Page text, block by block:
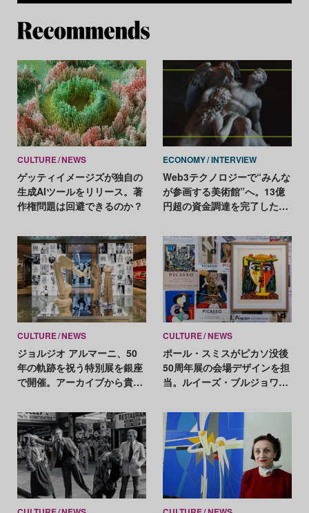
CULTURE NEWS
ゲッティイメージズが独自の
生成AIツールをリリース。著
作権問題は回避できるのか？
ECONOMY INTERVIEW
Web3テクノロジーで“みんな
が参画する美術館”へ。13億
円超の資金調達を完了した新
CULTURE NEWS
ジョルジオ アルマーニ、50
年の軌跡を祝う特別展を銀座
で開催。アーカイブから貴重
CULTURE NEWS
ポール・スミスがピカソ没後
50周年展の会場デザインを担
当。ルイーズ・ブルジョワな